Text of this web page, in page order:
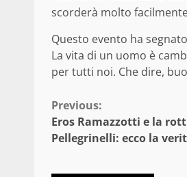
scorderà molto
Questo evento ha
La vita di un uomo è
per tutti noi. Che dire,
Continue
Reading
Previous:
Eros Ramazzotti e la
Pellegrinelli: ecco la